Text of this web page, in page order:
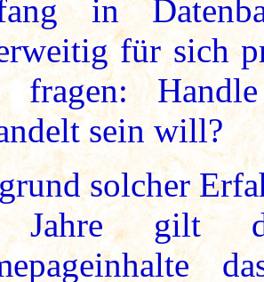
in
für sich
fragen:
sein will?
solcher
Jahre gilt